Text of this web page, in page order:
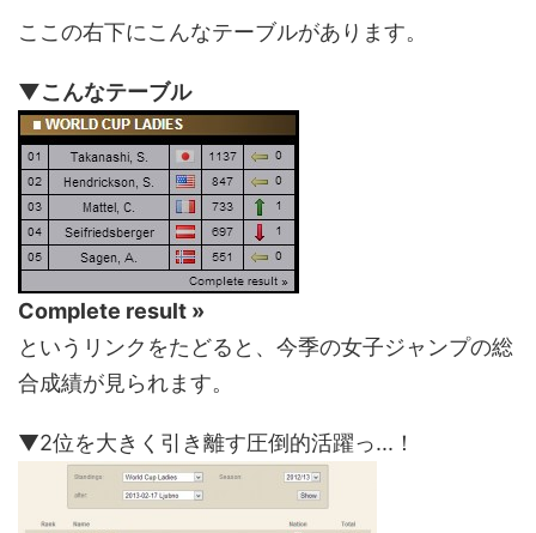
ここの右下にこんなテーブルがあります。
▼こんなテーブル
Complete result »
というリンクをたどると、今季の女子ジャンプの総
合成績が見られます。
▼2位を大きく引き離す圧倒的活躍っ...！